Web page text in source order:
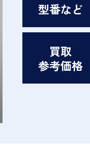
型番など
買取
参考価格